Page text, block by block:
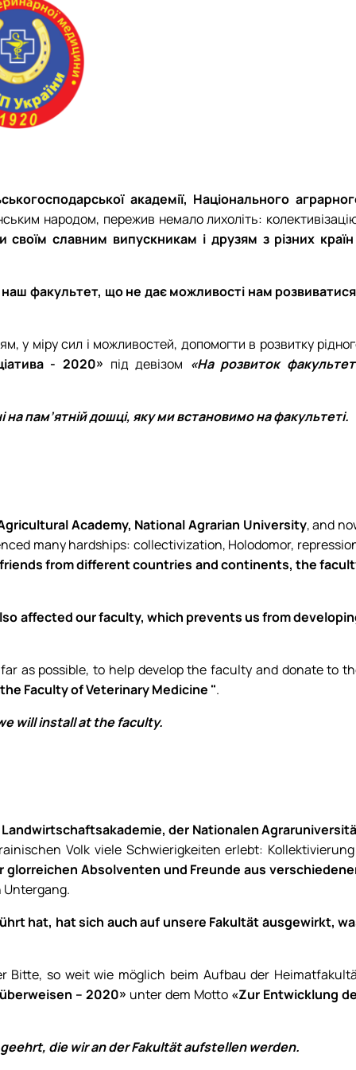
академії, Національного
народом, пережив немало лихоліть:
своїм славним випускникам і друзям з різних країн
наш факультет, що не дає можливості нам розвиватися
у міру сил і можливостей, допомогти в розвитку
- 2020» під девізом «На розвиток
пам’ятній дошці, яку ми встановимо на факультеті.
Academy, National Agrarian University, and
many hardships: collectivization, Holodomor,
from different countries and continents, the
affected our faculty, which prevents us from
as possible, to help develop the faculty and donate to
Faculty of Veterinary Medicine ".
will install at the faculty.
der Nationalen
Volk viele Schwierigkeiten erlebt:
glorreichen Absolventen und Freunde aus
hat, hat sich auch auf unsere Fakultät ausgewirkt,
so weit wie möglich beim Aufbau der
– 2020» unter dem Motto «Zur Entwicklung
die wir an der Fakultät aufstellen werden.